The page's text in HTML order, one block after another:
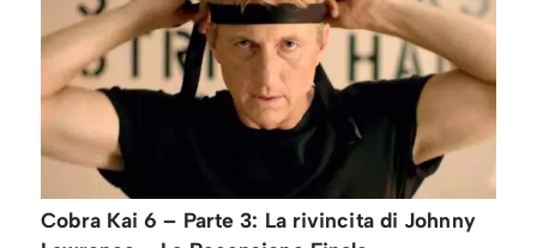
Cobra Kai 6 – Parte 3: La rivincita di Johnny